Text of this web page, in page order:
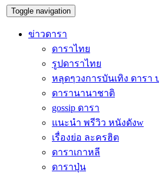
Toggle navigation
ข่าวดารา
ดาราไทย
รูปดาราไทย
หลุดๆวงการบันเทิง ดารา
ดารานานาชาติ
gossip ดารา
แนะนำ พรีวิว หนังดังw
เรื่องย่อ ละครฮิต
ดาราเกาหลี
ดาราปุ่น